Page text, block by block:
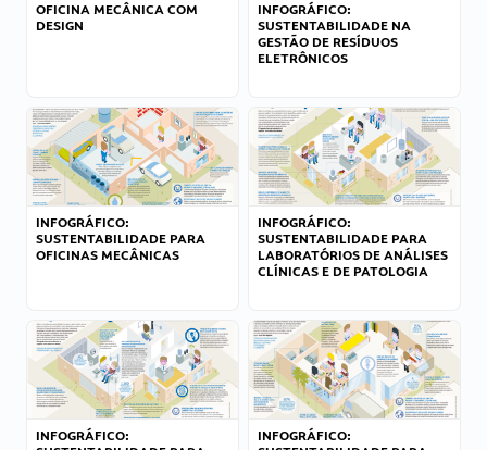
OFICINA MECÂNICA COM
DESIGN
INFOGRÁFICO:
SUSTENTABILIDADE NA
GESTÃO DE RESÍDUOS
ELETRÔNICOS
INFOGRÁFICO:
SUSTENTABILIDADE PARA
OFICINAS MECÂNICAS
INFOGRÁFICO:
SUSTENTABILIDADE PARA
LABORATÓRIOS DE ANÁLISES
CLÍNICAS E DE PATOLOGIA
INFOGRÁFICO:
INFOGRÁFICO: